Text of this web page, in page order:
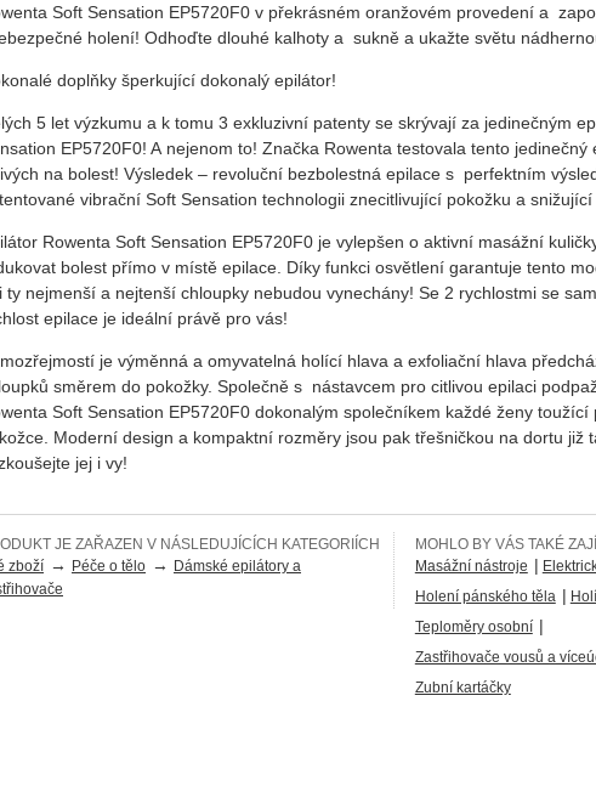
Soft Sensation EP5720F0 v překrásném oranžovém provedení a
holení! Odhoďte dlouhé kalhoty a sukně a ukažte světu
doplňky šperkující dokonalý epilátor!
5 let výzkumu a k tomu 3 exkluzivní patenty se skrývají za jedinečným
EP5720F0! A nejenom to! Značka Rowenta testovala tento
na bolest! Výsledek – revoluční bezbolestná epilace s perfektním
vibrační Soft Sensation technologii znecitlivující pokožku a snižující
Rowenta Soft Sensation EP5720F0 je vylepšen o aktivní masážní
bolest přímo v místě epilace. Díky funkci osvětlení garantuje tento
ty nejmenší a nejtenší chloupky nebudou vynechány! Se 2 rychlostmi se
epilace je ideální právě pro vás!
je výměnná a omyvatelná holící hlava a exfoliační hlava
směrem do pokožky. Společně s nástavcem pro citlivou epilaci
Soft Sensation EP5720F0 dokonalým společníkem každé ženy
Moderní design a kompaktní rozměry jsou pak třešničkou na dortu již
jej i vy!
JE ZAŘAZEN V NÁSLEDUJÍCÍCH KATEGORIÍCH
zboží → Péče o tělo → Dámské epilátory a
MOHLO BY VÁS TAKÉ
Masážní nástroje |
Holení pánského těla |
Teploměry osobní |
Zastřihovače vousů a
Zubní kartáčky